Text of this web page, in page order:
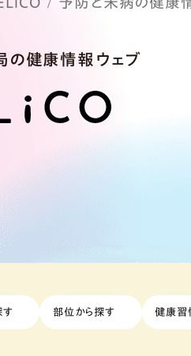
の健康情報ウェブ
す 部位から探す 健康習